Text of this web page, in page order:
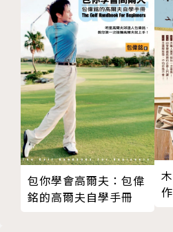
作者簡介
王儷容
學歷：國立高師大國文教學所
現職：國立高職國文教師
經歷：曾任補習班講師
靠打工──賺了人生第一部車
獲選──屏東縣第一屆SUPER
第八籤 乙卯 諸葛亮隴西割
第九籤 乙巳 宋太祖遇歐延
第十籤 乙未 李干戈往武當
第十一籤 乙酉 大鵬鳥亂宋
第十二籤 乙亥 梅良玉與陳
第十三籤 丙子 漢李廣父子
第十四籤 丙寅 王太君雙生
第十五籤 丙辰 梁灝公孫中
第十六籤 丙午 潘安中狀元
第十七籤 丙申 龐涓死在馬
第十八籤 丙戌 邵良父子遇
包你學會高爾夫：包偉
銘的高爾夫自學手冊